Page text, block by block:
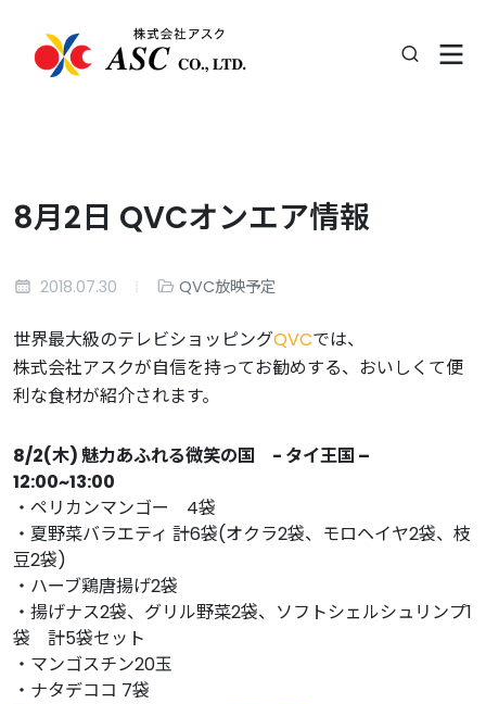
8月2日 QVCオンエア情報
2018.07.30 QVC放映予定
世界最大級のテレビショッピングQVCでは、
株式会社アスクが自信を持ってお勧めする、おいしくて便
利な食材が紹介されます。
8/2(木) 魅力あふれる微笑の国 - タイ王国 –
12:00~13:00
・ペリカンマンゴー 4袋
・夏野菜バラエティ 計6袋(オクラ2袋、モロヘイヤ2袋、枝
豆2袋)
・ハーブ鶏唐揚げ2袋
・揚げナス2袋、グリル野菜2袋、ソフトシェルシュリンプ1
袋 計5袋セット
・マンゴスチン20玉
・ナタデココ 7袋